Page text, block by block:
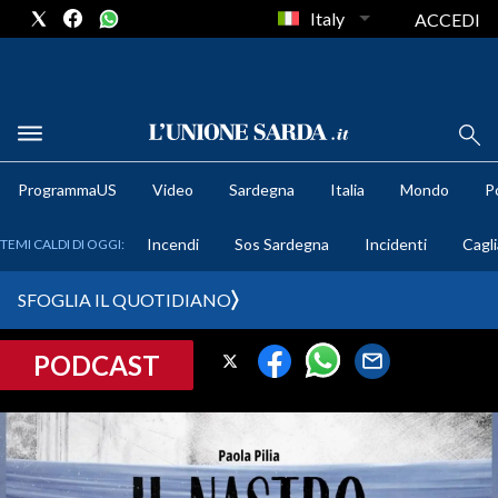
METEO
CRONACA SARDEGNA
PROVINCIA DI CAGLIARI
SULCIS IGLESIENTE
Italy ACCEDI
ProgrammaUS Video Sardegna Italia Mondo
TEMI CALDI DI OGGI: Incendi Sos Sardegna Incidenti
SFOGLIA IL QUOTIDIANO
PODCAST